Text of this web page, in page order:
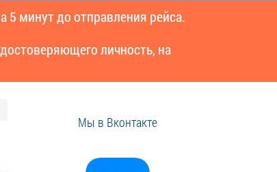
5 минут до отправления рейса.
личность, на
Мы в Вконтакте